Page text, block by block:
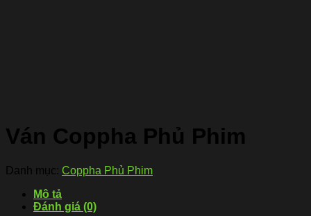
Ván Coppha Phủ Phim
Danh mục: Coppha Phủ Phim
Mô tả
Đánh giá (0)